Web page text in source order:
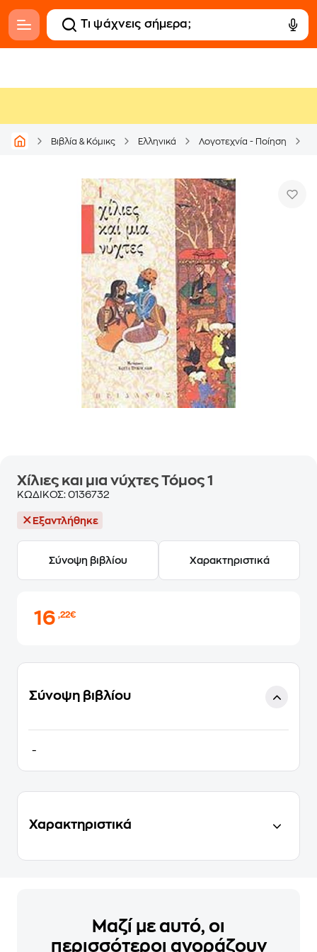
Βιβλία & Κόμικς Ελληνικά Λογοτεχνία - Ποίηση
Χίλιες και μια νύχτες Τόμος 1
ΚΩΔΙΚΟΣ: 0136732
Εξαντλήθηκε
Σύνοψη βιβλίου Χαρακτηριστικά
16,22€
Σύνοψη βιβλίου
-
Χαρακτηριστικά
Μαζί με αυτό, οι
περισσότεροι αγοράζουν